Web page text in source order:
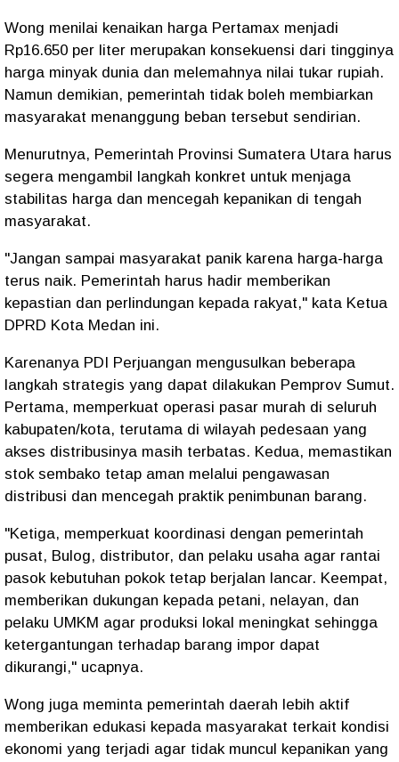
Wong menilai kenaikan harga Pertamax menjadi
Rp16.650 per liter merupakan konsekuensi dari tingginya
harga minyak dunia dan melemahnya nilai tukar rupiah.
Namun demikian, pemerintah tidak boleh membiarkan
masyarakat menanggung beban tersebut sendirian.
Menurutnya, Pemerintah Provinsi Sumatera Utara harus
segera mengambil langkah konkret untuk menjaga
stabilitas harga dan mencegah kepanikan di tengah
masyarakat.
"Jangan sampai masyarakat panik karena harga-harga
terus naik. Pemerintah harus hadir memberikan
kepastian dan perlindungan kepada rakyat," kata Ketua
DPRD Kota Medan ini.
Karenanya PDI Perjuangan mengusulkan beberapa
langkah strategis yang dapat dilakukan Pemprov Sumut.
Pertama, memperkuat operasi pasar murah di seluruh
kabupaten/kota, terutama di wilayah pedesaan yang
akses distribusinya masih terbatas. Kedua, memastikan
stok sembako tetap aman melalui pengawasan
distribusi dan mencegah praktik penimbunan barang.
"Ketiga, memperkuat koordinasi dengan pemerintah
pusat, Bulog, distributor, dan pelaku usaha agar rantai
pasok kebutuhan pokok tetap berjalan lancar. Keempat,
memberikan dukungan kepada petani, nelayan, dan
pelaku UMKM agar produksi lokal meningkat sehingga
ketergantungan terhadap barang impor dapat
dikurangi," ucapnya.
Wong juga meminta pemerintah daerah lebih aktif
memberikan edukasi kepada masyarakat terkait kondisi
ekonomi yang terjadi agar tidak muncul kepanikan yang